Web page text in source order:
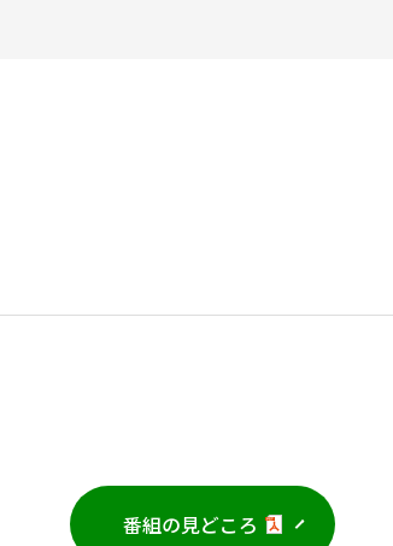
番組の見どころ